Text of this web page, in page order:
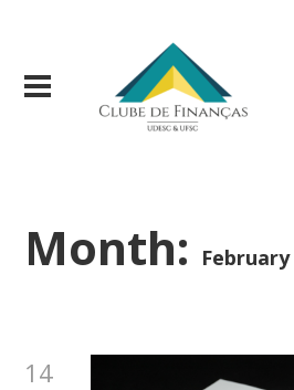
Month: February
14